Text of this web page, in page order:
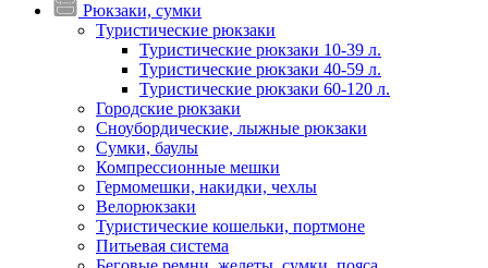
Рюкзаки, сумки
Туристические рюкзаки
Туристические рюкзаки 10-39 л.
Туристические рюкзаки 40-59 л.
Туристические рюкзаки 60-120 л.
Городские рюкзаки
Сноубордические, лыжные рюкзаки
Сумки, баулы
Компрессионные мешки
Гермомешки, накидки, чехлы
Велорюкзаки
Туристические кошельки, портмоне
Питьевая система